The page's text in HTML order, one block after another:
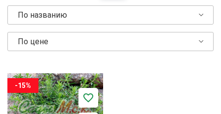
По названию
По цене
-15%